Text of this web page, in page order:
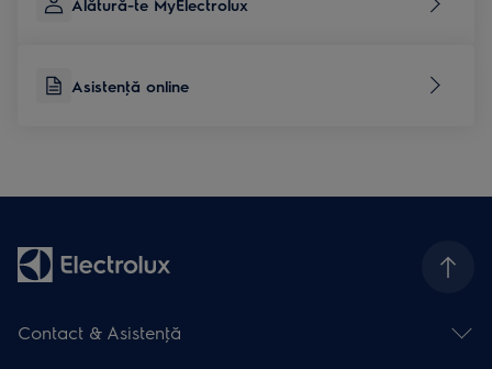
Alătură-te MyElectrolux
Asistenţă online
Contact & Asistenţă